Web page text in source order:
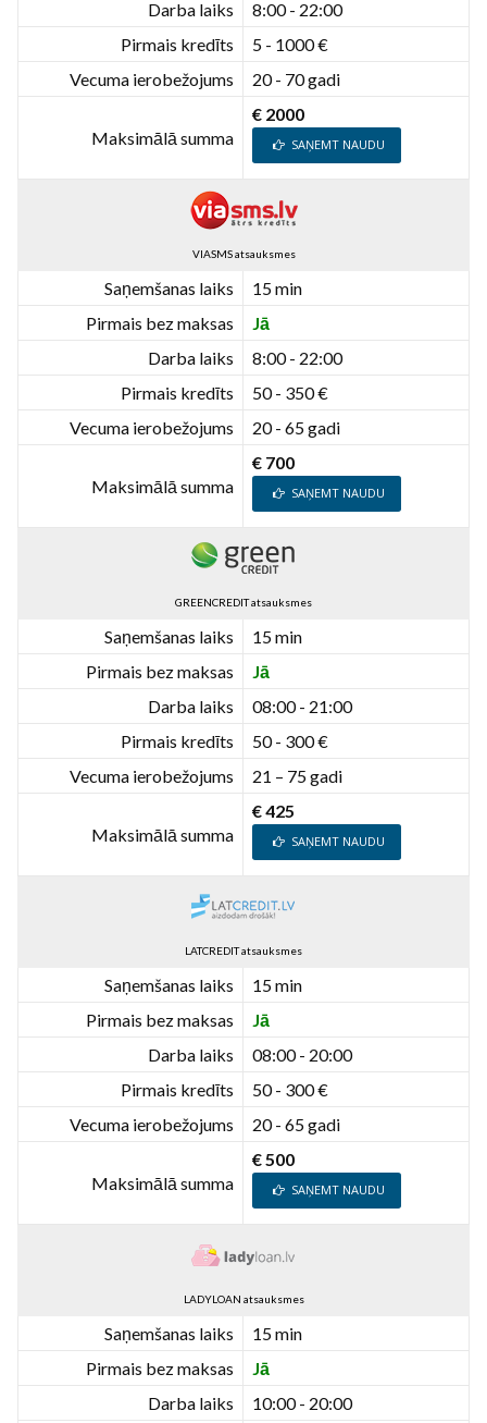
Darba laiks
8:00 - 22:00
Pirmais kredīts
5 - 1000 €
Vecuma ierobežojums
20 - 70 gadi
Maksimālā summa
€ 2000
SAŅEMT NAUDU
VIASMS atsauksmes
Saņemšanas laiks
15 min
Pirmais bez maksas
Jā
Darba laiks
8:00 - 22:00
Pirmais kredīts
50 - 350 €
Vecuma ierobežojums
20 - 65 gadi
Maksimālā summa
€ 700
SAŅEMT NAUDU
GREENCREDIT atsauksmes
Saņemšanas laiks
15 min
Pirmais bez maksas
Jā
Darba laiks
08:00 - 21:00
Pirmais kredīts
50 - 300 €
Vecuma ierobežojums
21 – 75 gadi
Maksimālā summa
€ 425
SAŅEMT NAUDU
LATCREDIT atsauksmes
Saņemšanas laiks
15 min
Pirmais bez maksas
Jā
Darba laiks
08:00 - 20:00
Pirmais kredīts
50 - 300 €
Vecuma ierobežojums
20 - 65 gadi
Maksimālā summa
€ 500
SAŅEMT NAUDU
LADYLOAN atsauksmes
Saņemšanas laiks
15 min
Pirmais bez maksas
Jā
Darba laiks
10:00 - 20:00